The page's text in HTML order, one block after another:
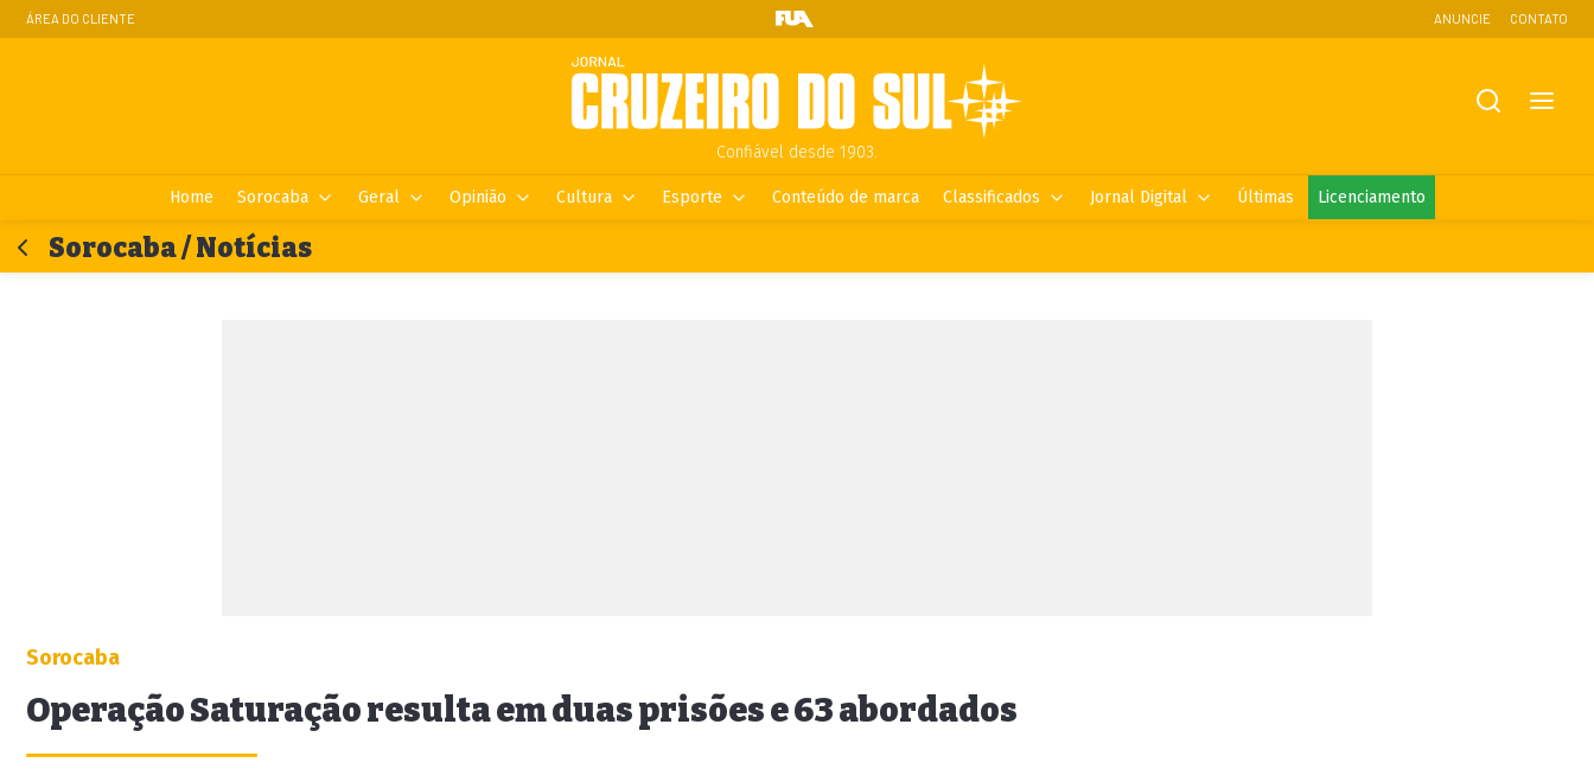
ÁREA DO CLIENTE ANUNCIE CONTATO
Confiável desde 1903.
Home Sorocaba Geral Opinião Cultura Esporte Conteúdo de marca Classificados Jornal Digital Últimas Licenciamento
Sorocaba / Notícias
Sorocaba
Operação Saturação resulta em duas prisões e 63 abordados